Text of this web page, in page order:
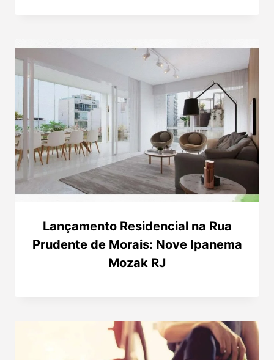
Lançamento Residencial na Rua
Prudente de Morais: Nove Ipanema
Mozak RJ